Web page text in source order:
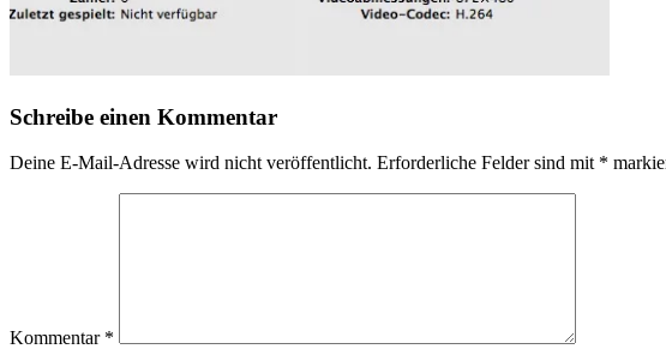
Schreibe einen Kommentar
Deine E-Mail-Adresse wird nicht veröffentlicht. Erforderliche Felder sind mit *
Kommentar *